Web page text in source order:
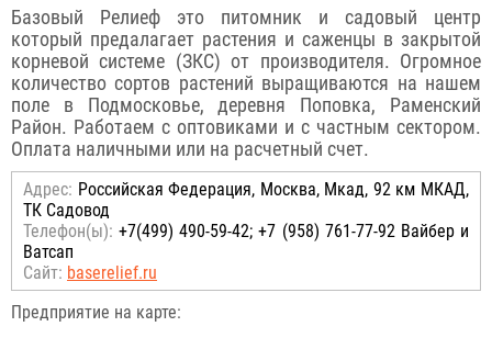
Базовый Релиеф это питомник и садовый центр
который предалагает растения и саженцы в закрытой
корневой системе (ЗКС) от производителя. Огромное
количество сортов растений выращиваются на нашем
поле в Подмосковье, деревня Поповка, Раменский
Район. Работаем с оптовиками и с частным сектором.
Оплата наличными или на расчетный счет.
Адрес: Российcкая Федерация, Москва, Мкад, 92 км МКАД,
ТК Садовод
Телефон(ы): +7(499) 490-59-42; +7 (958) 761-77-92 Вайбер и
Ватсап
Сайт: baserelief.ru
Предприятие на карте: